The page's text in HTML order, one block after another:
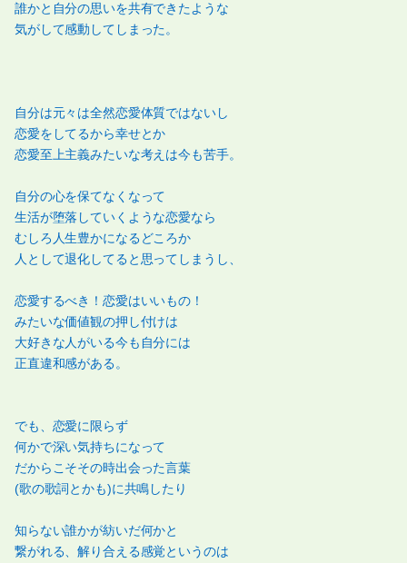
誰かと自分の思いを共有できたような
気がして感動してしまった。
自分は元々は全然恋愛体質ではないし
恋愛をしてるから幸せとか
恋愛至上主義みたいな考えは今も苦手。
自分の心を保てなくなって
生活が堕落していくような恋愛なら
むしろ人生豊かになるどころか
人として退化してると思ってしまうし、
恋愛するべき！恋愛はいいもの！
みたいな価値観の押し付けは
大好きな人がいる今も自分には
正直違和感がある。
でも、恋愛に限らず
何かで深い気持ちになって
だからこそその時出会った言葉
(歌の歌詞とかも)に共鳴したり
知らない誰かが紡いだ何かと
繋がれる、解り合える感覚というのは